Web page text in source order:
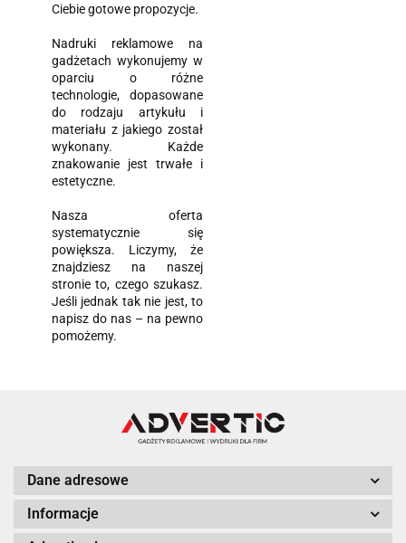
Ciebie gotowe propozycje.
Nadruki reklamowe na
gadżetach wykonujemy w
oparciu o różne
technologie, dopasowane
do rodzaju artykułu i
materiału z jakiego został
wykonany. Każde
znakowanie jest trwałe i
estetyczne.
Nasza oferta
systematycznie się
powiększa. Liczymy, że
znajdziesz na naszej
stronie to, czego szukasz.
Jeśli jednak tak nie jest, to
napisz do nas – na pewno
pomożemy.
Dane adresowe
Informacje